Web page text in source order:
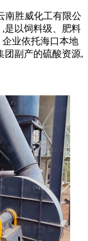
南胜威化工有限公
是以饲料级、肥料
业依托海口本地
团副产的硫酸资源,